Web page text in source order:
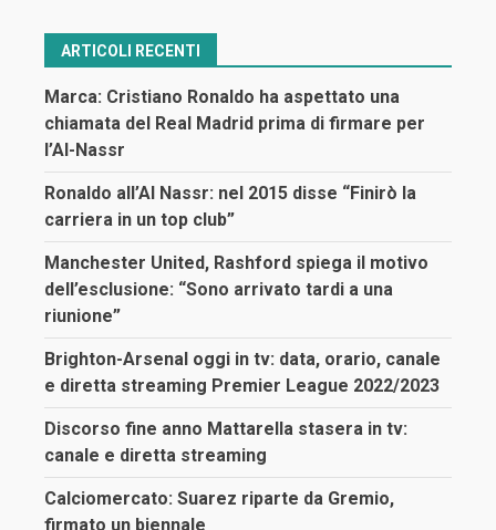
ARTICOLI RECENTI
Marca: Cristiano Ronaldo ha aspettato una
chiamata del Real Madrid prima di firmare per
l’Al-Nassr
Ronaldo all’Al Nassr: nel 2015 disse “Finirò la
carriera in un top club”
Manchester United, Rashford spiega il motivo
dell’esclusione: “Sono arrivato tardi a una
riunione”
Brighton-Arsenal oggi in tv: data, orario, canale
e diretta streaming Premier League 2022/2023
Discorso fine anno Mattarella stasera in tv:
canale e diretta streaming
Calciomercato: Suarez riparte da Gremio,
firmato un biennale